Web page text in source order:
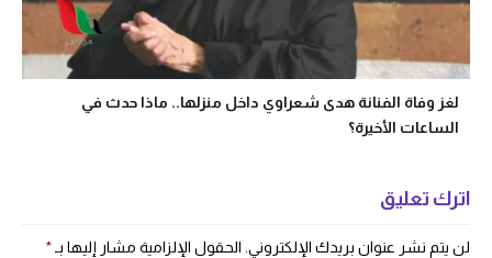
لغز وفاة الفنانة هدى شعراوي داخل منزلها.. ماذا حدث في
الساعات الأخيرة؟
اترك تعليق
لن يتم نشر عنوان بريدك الإلكتروني. الحقول الإلزامية مشار إليها بـ*